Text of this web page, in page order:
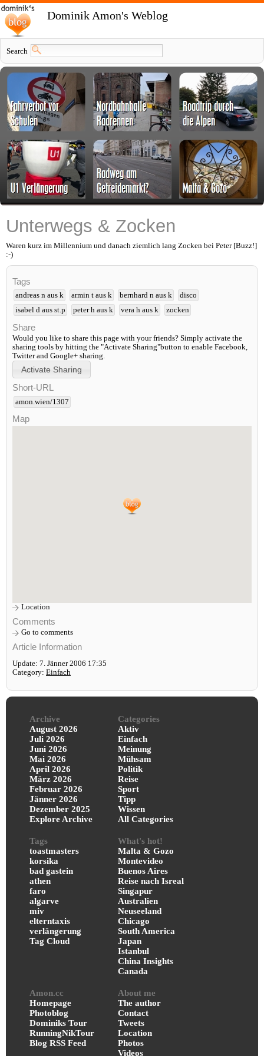
Dominik Amon's Weblog
Search
Unterwegs & Zocken
Waren kurz im Millennium und danach ziemlich lang Zocken bei Peter [Buzz!]
:-)
Tags
andreas n aus k armin t aus k bernhard n aus k
disco
isabel d aus st.p
peter h aus k vera h aus k zocken
Share
Would you like to share this page with your friends? Simply activate the
sharing tools by hitting the "Activate Sharing"button to enable Facebook,
Twitter and Google+ sharing.
Short-URL
amon.wien/1307
Map
Location
Comments
Go to comments
Article Information
Update: 7. Jänner 2006 17:35
Category: Einfach
Archive
August 2026
Juli 2026
Juni 2026
Mai 2026
April 2026
März 2026
Februar 2026
Jänner 2026
Dezember 2025
Explore Archive
Categories
Aktiv
Einfach
Meinung
Mühsam
Politik
Reise
Sport
Tipp
Wissen
All Categories
Tags
toastmasters
korsika
bad gastein
athen
faro
algarve
miv
elterntaxis
verlängerung
Tag Cloud
What's hot!
Malta & Gozo
Montevideo
Buenos Aires
Reise nach Isreal
Singapur
Australien
Neuseeland
Chicago
South America
Japan
Istanbul
China Insights
Canada
Amon.cc
Homepage
Photoblog
Dominiks Tour
RunningNikTour
Blog RSS Feed
About me
The author
Contact
Tweets
Location
Photos
Videos